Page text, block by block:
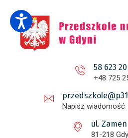
58 623 20
+48 725
Napisz wiadomość
ul.
81-218